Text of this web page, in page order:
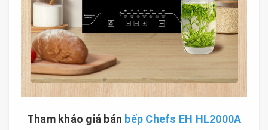
Tham khảo giá bán bếp Chefs EH HL2000A